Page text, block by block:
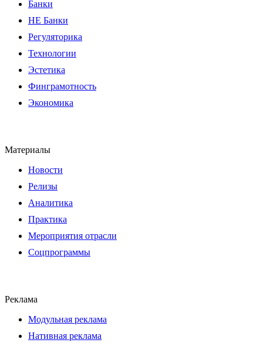
Банки
НЕ Банки
Регуляторика
Технологии
Эстетика
Финграмотность
Экономика
Материалы
Новости
Релизы
Аналитика
Практика
Мероприятия отрасли
Соцпрограммы
Реклама
Модульная реклама
Нативная реклама